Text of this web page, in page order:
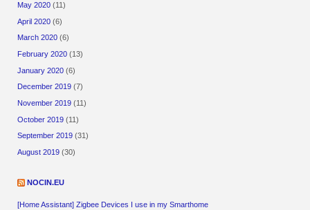
May 2020 (11)
April 2020 (6)
March 2020 (6)
February 2020 (13)
January 2020 (6)
December 2019 (7)
November 2019 (11)
October 2019 (11)
September 2019 (31)
August 2019 (30)
NOCIN.EU
[Home Assistant] Zigbee Devices I use in my Smarthome